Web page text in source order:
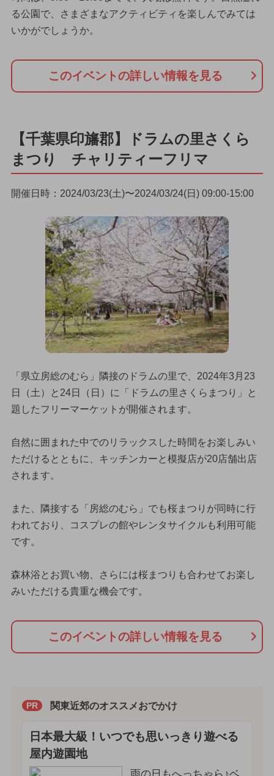
る公園で、さまざまなアクティビティを楽しんでみては
いかがでしょうか。
このイベントの詳しい情報を見る
【千葉県印旛郡】ドラムの里さくら
まつり チャリティーフリマ
開催日時：2024/03/23(土)〜2024/03/24(日) 09:00-15:00
「県立房総のむら」隣接のドラムの里で、2024年3月23
日（土）と24日（日）に「ドラムの里さくらまつり」と
題したフリーマーケットが開催されます。
自然に囲まれた中でのリラックスした時間をお楽しみい
ただけるとともに、キッチンカーと模擬店が20店舗出店
されます。
また、隣接する「房総のむら」でも桜まつりが同時に行
われており、コスプレの館やレンタサイクルも利用可能
です。
森林浴とお買い物、さらには桜まつりも合わせてお楽し
みいただける貴重な機会です。
このイベントの詳しい情報を見る
PR 関東近郊のオススメおでかけ
日本最大級！いつでも思いっきり遊べる
屋内遊園地